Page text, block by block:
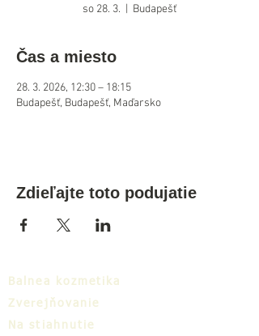
so 28. 3. Budapešť
Čas a miesto
28. 3. 2026, 12:30 – 18:15
Budapešť, Budapešť, Maďarsko
Zdieľajte toto podujatie
Balnea kozmetika
Zverejňovanie
Na stiahnutie